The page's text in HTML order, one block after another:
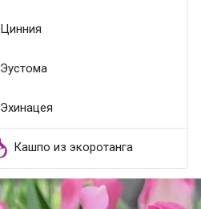
Цинния
Эустома
Эхинацея
Кашпо из экоротанга